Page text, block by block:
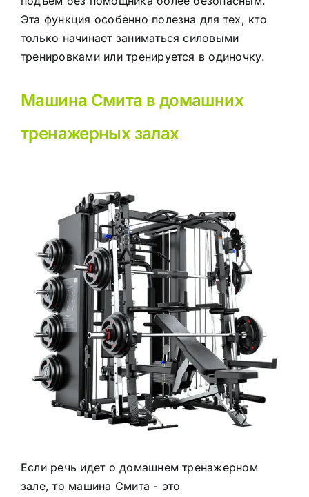
Эта функция особенно полезна для тех, кто
только начинает заниматься силовыми
тренировками или тренируется в одиночку.
Машина Смита в домашних
тренажерных залах
Если речь идет о домашнем тренажерном
зале, то машина Смита - это